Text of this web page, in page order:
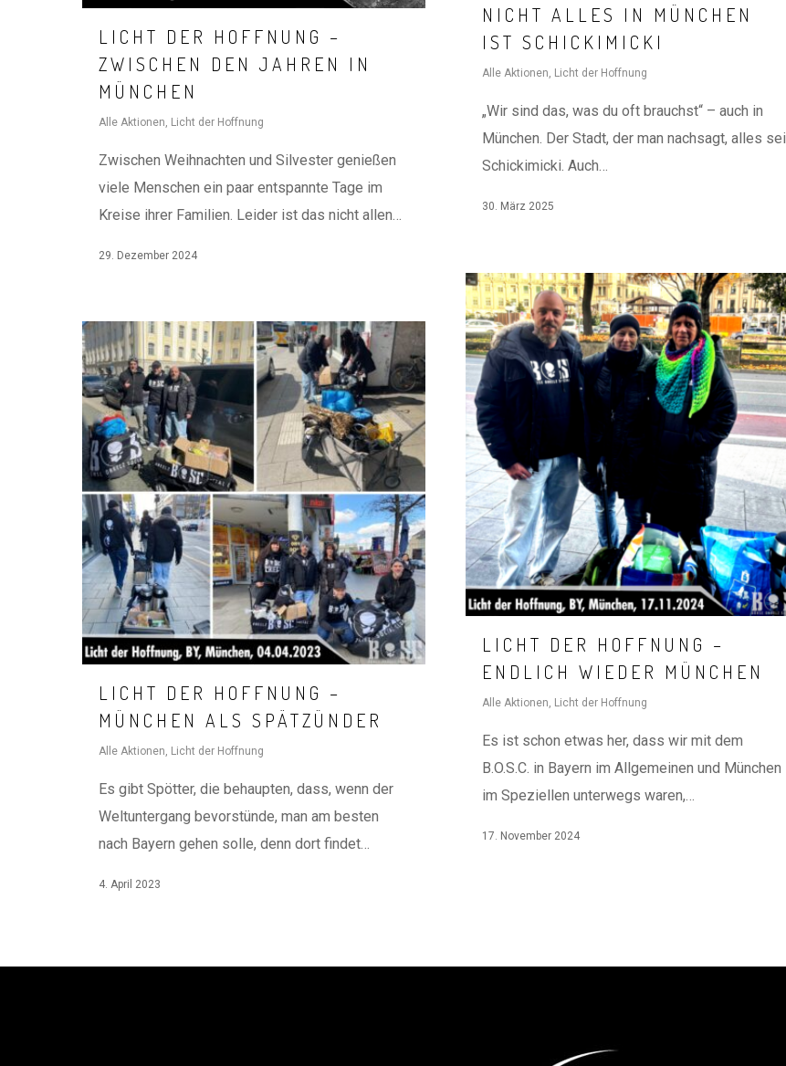
NICHT ALLES IN MÜNCHEN
IST SCHICKIMICKI
Alle Aktionen Licht der Hoffnung
„Wir sind das, was du oft brauchst“ – auch in
München. Der Stadt, der man nachsagt, alles sei
Schickimicki. Auch…
30. März 2025
LICHT DER HOFFNUNG –
ZWISCHEN DEN JAHREN IN
MÜNCHEN
Alle Aktionen Licht der Hoffnung
Zwischen Weihnachten und Silvester genießen
viele Menschen ein paar entspannte Tage im
Kreise ihrer Familien. Leider ist das nicht allen…
29. Dezember 2024
LICHT DER HOFFNUNG –
ENDLICH WIEDER MÜNCHEN
Alle Aktionen, Licht der Hoffnung
Es ist schon etwas her, dass wir mit dem
B.O.S.C. in Bayern im Allgemeinen und München
im Speziellen unterwegs waren,…
17. November 2024
LICHT DER HOFFNUNG –
MÜNCHEN ALS SPÄTZÜNDER
Alle Aktionen, Licht der Hoffnung
Es gibt Spötter, die behaupten, dass, wenn der
Weltuntergang bevorstünde, man am besten
nach Bayern gehen solle, denn dort findet…
4. April 2023